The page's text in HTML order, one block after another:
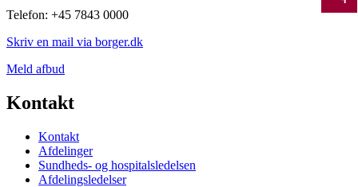
Telefon: +45 7843 0000
Skriv en mail via borger.dk
Meld afbud
Kontakt
Kontakt
Afdelinger
Sundheds- og hospitalsledelsen
Afdelingsledelser